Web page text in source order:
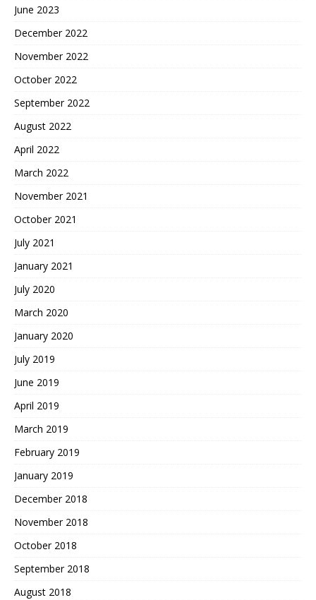
June 2023
December 2022
November 2022
October 2022
September 2022
August 2022
April 2022
March 2022
November 2021
October 2021
July 2021
January 2021
July 2020
March 2020
January 2020
July 2019
June 2019
April 2019
March 2019
February 2019
January 2019
December 2018
November 2018
October 2018
September 2018
August 2018